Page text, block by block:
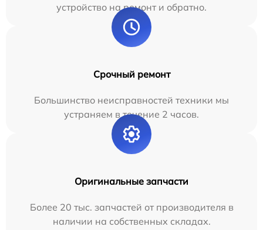
устройство на ремонт и обратно.
Срочный ремонт
Большинство неисправностей техники мы
устраняем в течение 2 часов.
Оригинальные запчасти
Более 20 тыс. запчастей от производителя в
наличии на собственных складах.